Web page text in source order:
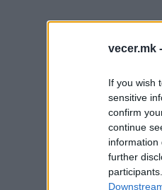
vecer.mk -
If you wish
sensitive
confirm
continue
information
further